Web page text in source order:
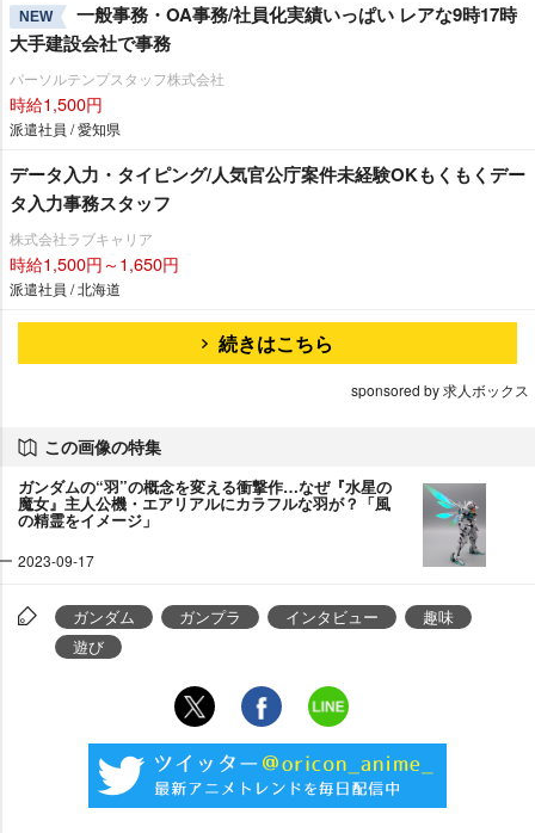
NEW
一般事務・OA事務/社員化実績いっぱい レアな9時17時
大手建設会社で事務
パーソルテンプスタッフ株式会社
時給1,500円
派遣社員 / 愛知県
データ入力・タイピング/人気官公庁案件未経験OKもくもくデー
タ入力事務スタッフ
株式会社ラブキャリア
時給1,500円～1,650円
派遣社員 / 北海道
続きはこちら
sponsored by 求人ボックス
この画像の特集
ガンダムの“羽”の概念を変える衝撃作…なぜ『水星の
魔女』主人公機・エアリアルにカラフルな羽が？「風
の精霊をイメージ」
2023-09-17
ガンダム ガンプラ インタビュー
趣味
遊び